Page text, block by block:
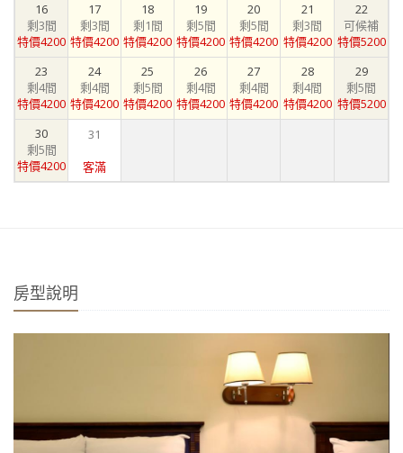
16
剩3間
特價4200
17
剩3間
特價4200
18
剩1間
特價4200
19
剩5間
特價4200
20
剩5間
特價4200
21
剩3間
特價4200
22
可候補
特價5200
23
剩4間
特價4200
24
剩4間
特價4200
25
剩5間
特價4200
26
剩4間
特價4200
27
剩4間
特價4200
28
剩4間
特價4200
29
剩5間
特價5200
30
剩5間
特價4200
31
客滿
房型說明